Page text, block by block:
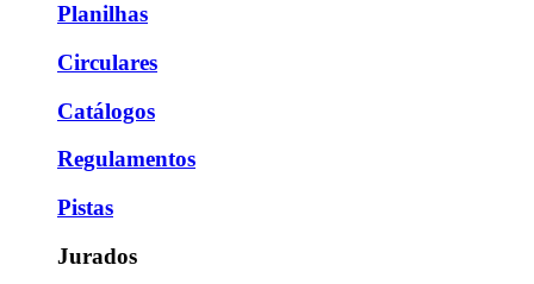
Planilhas
Circulares
Catálogos
Regulamentos
Pistas
Jurados